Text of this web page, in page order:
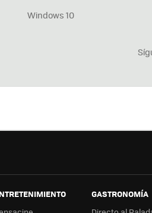
Windows 10
GASTRONOMÍA